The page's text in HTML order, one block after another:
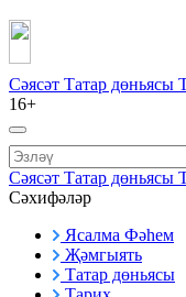
Сәясәт Татар дөньясы
16+
Сәясәт Татар дөньясы
Сәхифәләр
Ясалма Фәһем
Җәмгыять
Татар дөньясы